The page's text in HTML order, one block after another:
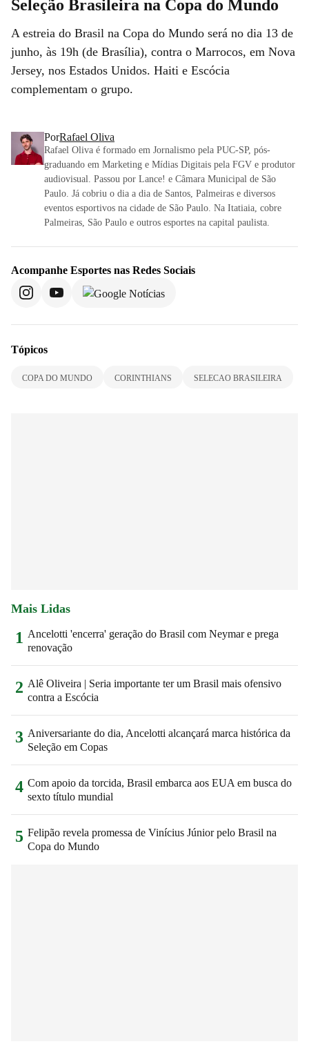
Seleção Brasileira na Copa do Mundo
A estreia do Brasil na Copa do Mundo será no dia 13 de
junho, às 19h (de Brasília), contra o Marrocos, em Nova
Jersey, nos Estados Unidos. Haiti e Escócia
complementam o grupo.
PorRafael Oliva
Rafael Oliva é formado em Jornalismo pela PUC-SP, pós-
graduando em Marketing e Mídias Digitais pela FGV e produtor
audiovisual. Passou por Lance! e Câmara Municipal de São
Paulo. Já cobriu o dia a dia de Santos, Palmeiras e diversos
eventos esportivos na cidade de São Paulo. Na Itatiaia, cobre
Palmeiras, São Paulo e outros esportes na capital paulista.
Acompanhe Esportes nas Redes Sociais
Tópicos
COPA DO MUNDO CORINTHIANS SELECAO BRASILEIRA
Mais Lidas
1 Ancelotti 'encerra' geração do Brasil com Neymar e prega
renovação
2 Alê Oliveira | Seria importante ter um Brasil mais ofensivo
contra a Escócia
3 Aniversariante do dia, Ancelotti alcançará marca histórica da
Seleção em Copas
4 Com apoio da torcida, Brasil embarca aos EUA em busca do
sexto título mundial
5 Felipão revela promessa de Vinícius Júnior pelo Brasil na
Copa do Mundo